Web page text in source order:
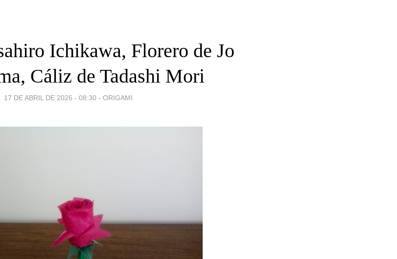
Ichikawa, Florero de Jo
Cáliz de Tadashi Mori
17 DE ABRIL DE 2026 - 08:30 - ORIGAMI